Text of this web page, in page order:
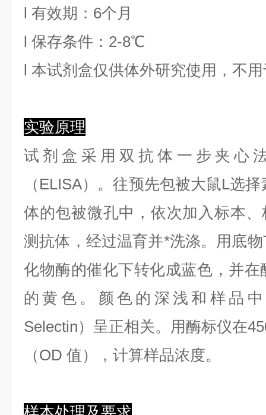
l 有效期：6个月
l 保存条件： 2-8℃
l 本试剂盒仅供体外研究使用，不
实验原理
试剂盒采用双抗体一步夹心
（ELISA）。往预先包被大鼠L选
体的包被微孔中，依次加入标本
测抗体，经过温育并*洗涤。用底
化物酶的催化下转化成蓝色，并
的黄色。颜色的深浅和样品
Selectin）呈正相关。用酶标仪在
（OD 值），计算样品浓度。